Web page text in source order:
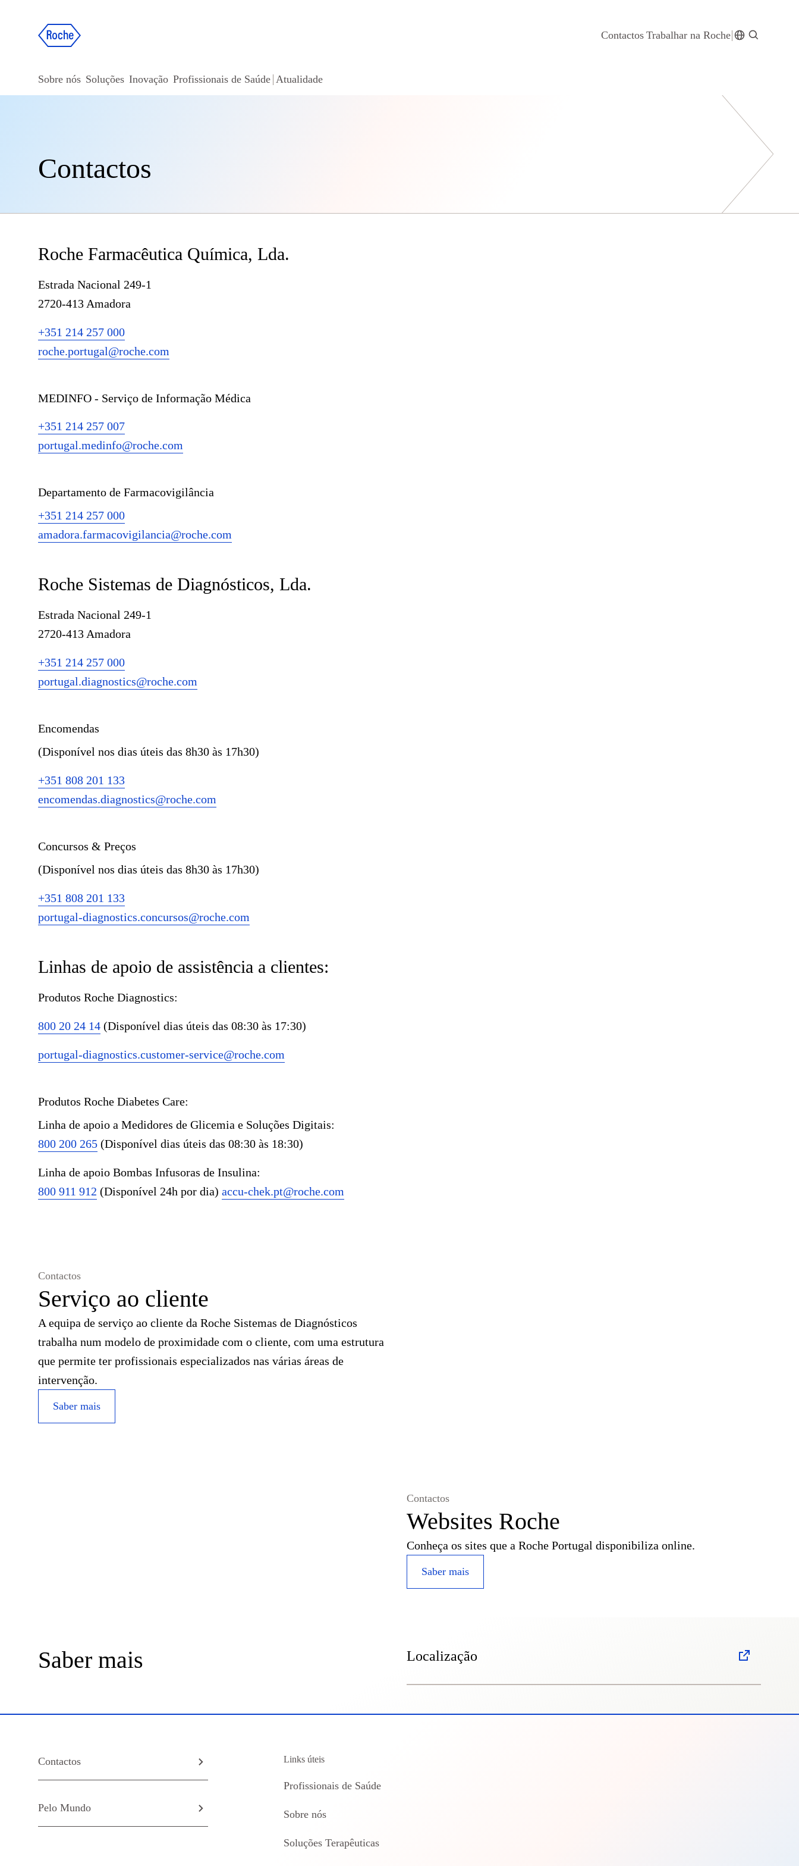
Contactos Trabalhar na Roche
Sobre nós Soluções Inovação Profissionais de Saúde Atualidade
Contactos
Roche Farmacêutica Química, Lda.
Estrada Nacional 249-1
2720-413 Amadora
+351 214 257 000
roche.portugal@roche.com
MEDINFO - Serviço de Informação Médica
+351 214 257 007
portugal.medinfo@roche.com
Departamento de Farmacovigilância
+351 214 257 000
amadora.farmacovigilancia@roche.com
Roche Sistemas de Diagnósticos, Lda.
Estrada Nacional 249-1
2720-413 Amadora
+351 214 257 000
portugal.diagnostics@roche.com
Encomendas
(Disponível nos dias úteis das 8h30 às 17h30)
+351 808 201 133
encomendas.diagnostics@roche.com
Concursos & Preços
(Disponível nos dias úteis das 8h30 às 17h30)
+351 808 201 133
portugal-diagnostics.concursos@roche.com
Linhas de apoio de assistência a clientes:
Produtos Roche Diagnostics:
800 20 24 14 (Disponível dias úteis das 08:30 às 17:30)
portugal-diagnostics.customer-service@roche.com
Produtos Roche Diabetes Care:
Linha de apoio a Medidores de Glicemia e Soluções Digitais:
800 200 265 (Disponível dias úteis das 08:30 às 18:30)
Linha de apoio Bombas Infusoras de Insulina:
800 911 912 (Disponível 24h por dia) accu-chek.pt@roche.com
Contactos
Serviço ao cliente
A equipa de serviço ao cliente da Roche Sistemas de Diagnósticos
trabalha num modelo de proximidade com o cliente, com uma estrutura
que permite ter profissionais especializados nas várias áreas de
intervenção.
Saber mais
Contactos
Websites Roche
Conheça os sites que a Roche Portugal disponibiliza online.
Saber mais
Saber mais Localização
Contactos
Pelo Mundo
Links úteis
Profissionais de Saúde
Sobre nós
Soluções Terapêuticas